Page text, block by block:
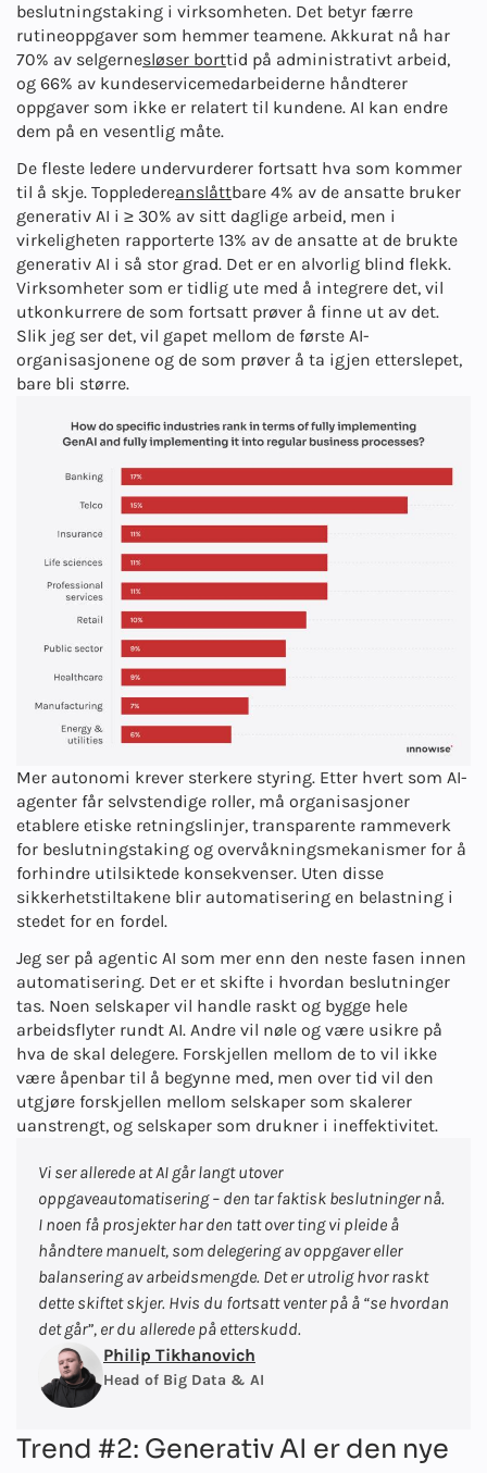
beslutningstaking i virksomheten. Det betyr færre
rutineoppgaver som hemmer teamene. Akkurat nå har
70% av selgernesløser borttid på administrativt arbeid,
og 66% av kundeservicemedarbeiderne håndterer
oppgaver som ikke er relatert til kundene. AI kan endre
dem på en vesentlig måte.
De fleste ledere undervurderer fortsatt hva som kommer
til å skje. Toppledereanslåttbare 4% av de ansatte bruker
generativ AI i ≥ 30% av sitt daglige arbeid, men i
virkeligheten rapporterte 13% av de ansatte at de brukte
generativ AI i så stor grad. Det er en alvorlig blind flekk.
Virksomheter som er tidlig ute med å integrere det, vil
utkonkurrere de som fortsatt prøver å finne ut av det.
Slik jeg ser det, vil gapet mellom de første AI-
organisasjonene og de som prøver å ta igjen etterslepet,
bare bli større.
Mer autonomi krever sterkere styring. Etter hvert som AI-
agenter får selvstendige roller, må organisasjoner
etablere etiske retningslinjer, transparente rammeverk
for beslutningstaking og overvåkningsmekanismer for å
forhindre utilsiktede konsekvenser. Uten disse
sikkerhetstiltakene blir automatisering en belastning i
stedet for en fordel.
Jeg ser på agentic AI som mer enn den neste fasen innen
automatisering. Det er et skifte i hvordan beslutninger
tas. Noen selskaper vil handle raskt og bygge hele
arbeidsflyter rundt AI. Andre vil nøle og være usikre på
hva de skal delegere. Forskjellen mellom de to vil ikke
være åpenbar til å begynne med, men over tid vil den
utgjøre forskjellen mellom selskaper som skalerer
uanstrengt, og selskaper som drukner i ineffektivitet.
Vi ser allerede at AI går langt utover
oppgaveautomatisering – den tar faktisk beslutninger nå.
I noen få prosjekter har den tatt over ting vi pleide å
håndtere manuelt, som delegering av oppgaver eller
balansering av arbeidsmengde. Det er utrolig hvor raskt
dette skiftet skjer. Hvis du fortsatt venter på å “se hvordan
det går”, er du allerede på etterskudd.
Philip Tikhanovich
Head of Big Data & AI
Trend #2: Generativ AI er den nye